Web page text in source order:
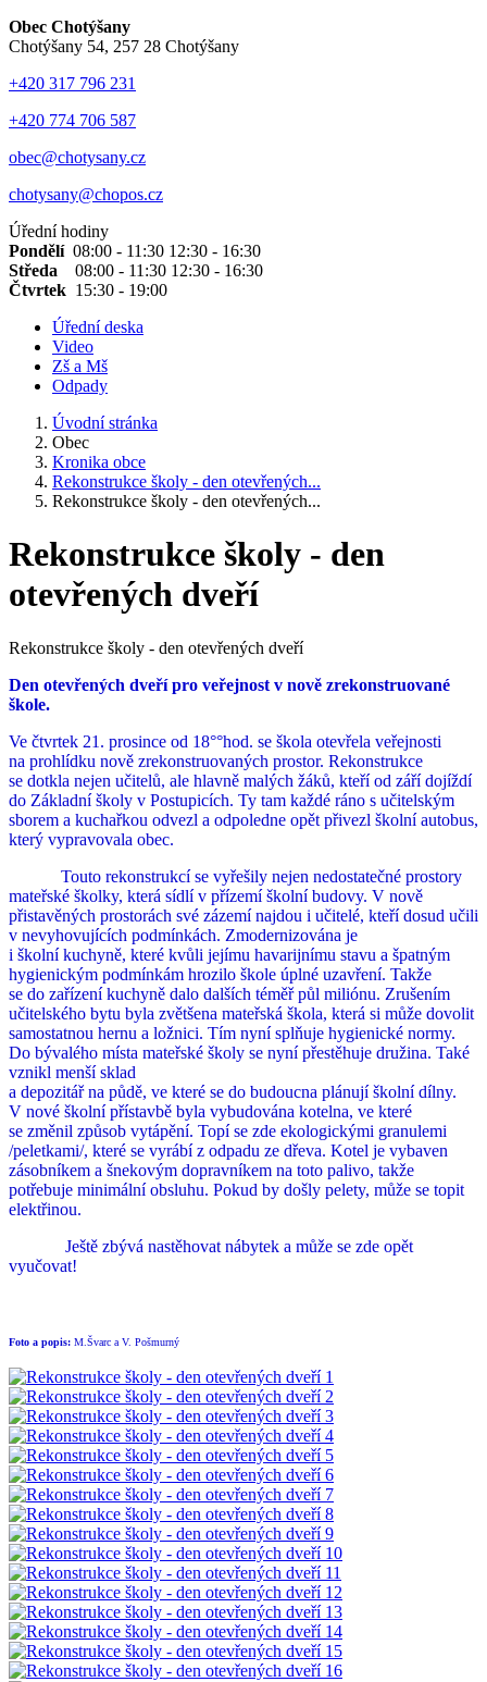
Obec Chotýšany
Chotýšany 54, 257 28 Chotýšany
+420 317 796 231
+420 774 706 587
obec@chotysany.cz
chotysany@chopos.cz
Úřední hodiny
Pondělí 08:00 - 11:30 12:30 - 16:30
Středa 08:00 - 11:30 12:30 - 16:30
Čtvrtek 15:30 - 19:00
Úřední deska
Video
Zš a Mš
Odpady
Úvodní stránka
Obec
Kronika obce
Rekonstrukce školy - den otevřených...
Rekonstrukce školy - den otevřených...
Rekonstrukce školy - den
otevřených dveří
Rekonstrukce školy - den otevřených dveří
Den otevřených dveří pro veřejnost v nově zrekonstruované
škole.
Ve čtvrtek 21. prosince od 18°°hod. se škola otevřela veřejnosti
na prohlídku nově zrekonstruovaných prostor. Rekonstrukce
se dotkla nejen učitelů, ale hlavně malých žáků, kteří od září dojíždí
do Základní školy v Postupicích. Ty tam každé ráno s učitelským
sborem a kuchařkou odvezl a odpoledne opět přivezl školní autobus,
který vypravovala obec.
Touto rekonstrukcí se vyřešily nejen nedostatečné prostory
mateřské školky, která sídlí v přízemí školní budovy. V nově
přistavěných prostorách své zázemí najdou i učitelé, kteří dosud učili
v nevyhovujících podmínkách. Zmodernizována je
i školní kuchyně, které kvůli jejímu havarijnímu stavu a špatným
hygienickým podmínkám hrozilo škole úplné uzavření. Takže
se do zařízení kuchyně dalo dalších téměř půl miliónu. Zrušením
učitelského bytu byla zvětšena mateřská škola, která si může dovolit
samostatnou hernu a ložnici. Tím nyní splňuje hygienické normy.
Do bývalého místa mateřské školy se nyní přestěhuje družina. Také
vznikl menší sklad
a depozitář na půdě, ve které se do budoucna plánují školní dílny.
V nové školní přístavbě byla vybudována kotelna, ve které
se změnil způsob vytápění. Topí se zde ekologickými granulemi
/peletkami/, které se vyrábí z odpadu ze dřeva. Kotel je vybaven
zásobníkem a šnekovým dopravníkem na toto palivo, takže
potřebuje minimální obsluhu. Pokud by došly pelety, může se topit
elektřinou.
Ještě zbývá nastěhovat nábytek a může se zde opět
vyučovat!
Foto a popis: M.Švarc a V. Pošmurný